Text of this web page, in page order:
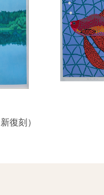
復刻）